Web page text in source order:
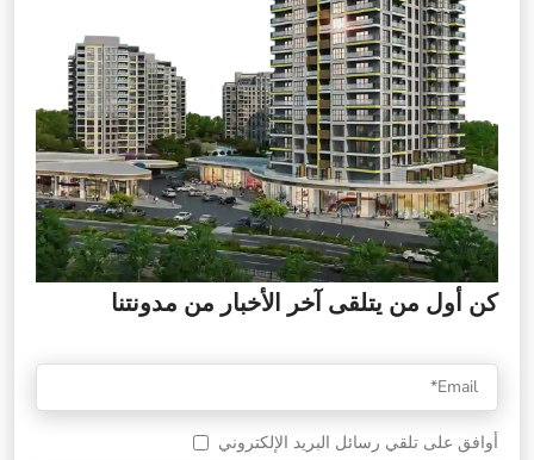
كن أول من يتلقى آخر الأخبار من مدونتنا
أوافق على تلقي رسائل البريد الإلكتروني